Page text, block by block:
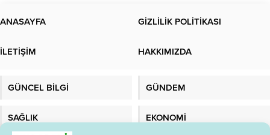
önemlidir Kavun seçiminde
yaz meyvesi olan kavun, yüksek
ANASAYFA GİZLİLİK POLİTİKASI
İLETİŞİM HAKKIMIZDA
GÜNCEL BİLGİ GÜNDEM
SAĞLIK EKONOMİ